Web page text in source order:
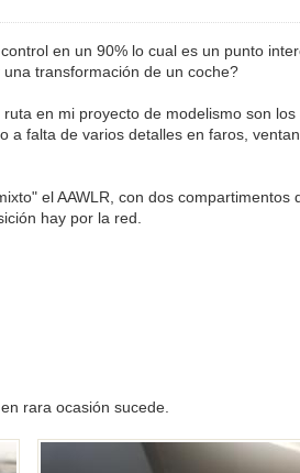
en un 90% lo cual es un punto
transformación de un coche?
en mi proyecto de modelismo son los
a falta de varios detalles en faros,
el AAWLR, con dos compartimentos
hay por la red.
rara ocasión sucede.